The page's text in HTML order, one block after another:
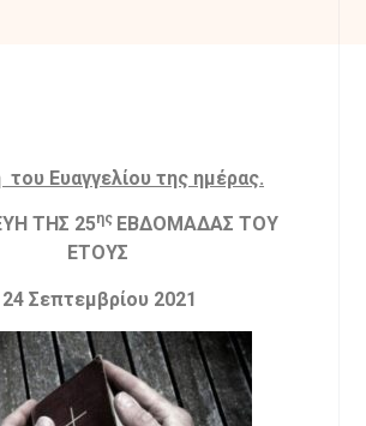
του Ευαγγελίου της ημέρας.
ΤΗΣ 25ης ΕΒΔΟΜΑΔΑΣ ΤΟΥ
ΕΤΟΥΣ
24 Σεπτεμβρίου 2021